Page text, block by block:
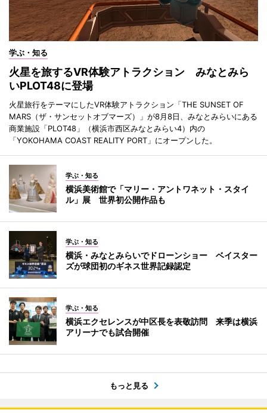
学ぶ・知る
火星を旅するVR体験アトラクション みなとみら
いPLOT48に登場
火星旅行をテーマにしたVR体験アトラクション「THE SUNSET OF
MARS（ザ・サンセットオブマーズ）」が8月8日、みなとみらいにある
商業施設「PLOT48」（横浜市西区みなとみらい4）内の
「YOKOHAMA COAST REALITY PORT」にオープンした。
学ぶ・知る
横浜美術館で「マリー・アントワネット・スタイ
ル」展 世界初公開作品も
学ぶ・知る
横浜・みなとみらいでドローンショー ベイスター
ズが球団初のギネス世界記録認定
学ぶ・知る
横浜エクセレンスが中区長を表敬訪問 来季は横浜
アリーナでも試合開催
もっと見る